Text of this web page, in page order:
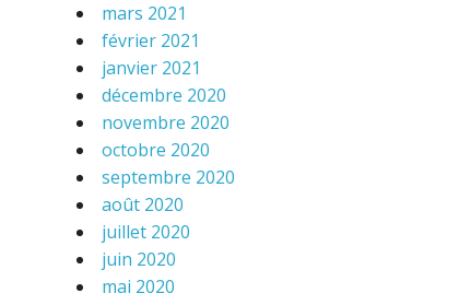
mars 2021
février 2021
janvier 2021
décembre 2020
novembre 2020
octobre 2020
septembre 2020
août 2020
juillet 2020
juin 2020
mai 2020